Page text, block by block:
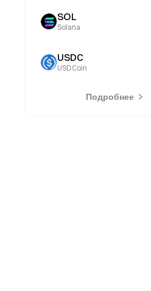
SOL
Solana
USDC
USDCoin
Подробнее